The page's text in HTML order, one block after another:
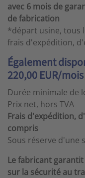
avec 6 mois de
de fabrication
*départ usine, tous
frais d'expédition,
Également
220,00 EUR/mois
Durée minimale de
Prix net, hors TVA
Frais d'expédition,
compris
Sous réserve d'une
Le fabricant
sur la sécurité au